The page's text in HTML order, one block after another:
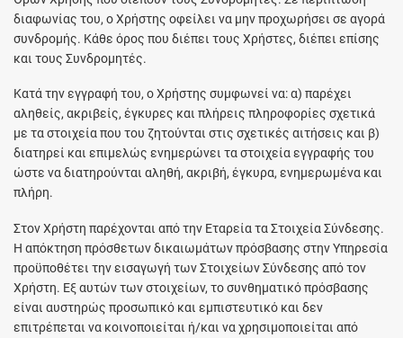
διαφωνίας του, ο Χρήστης οφείλει να μην προχωρήσει σε αγορά
συνδρομής. Κάθε όρος που διέπει τους Χρήστες, διέπει επίσης
και τους Συνδρομητές.
Κατά την εγγραφή του, ο Χρήστης συμφωνεί να: α) παρέχει
αληθείς, ακριβείς, έγκυρες και πλήρεις πληροφορίες σχετικά
με τα στοιχεία που του ζητούνται στις σχετικές αιτήσεις και β)
διατηρεί και επιμελώς ενημερώνει τα στοιχεία εγγραφής του
ώστε να διατηρούνται αληθή, ακριβή, έγκυρα, ενημερωμένα και
πλήρη.
Στον Χρήστη παρέχονται από την Εταρεία τα Στοιχεία Σύνδεσης.
Η απόκτηση πρόσθετων δικαιωμάτων πρόσβασης στην Υπηρεσία
προϋποθέτει την εισαγωγή των Στοιχείων Σύνδεσης από τον
Χρήστη. Εξ αυτών των στοιχείων, το συνθηματικό πρόσβασης
είναι αυστηρώς προσωπικό και εμπιστευτικό και δεν
επιτρέπεται να κοινοποιείται ή/και να χρησιμοποιείται από